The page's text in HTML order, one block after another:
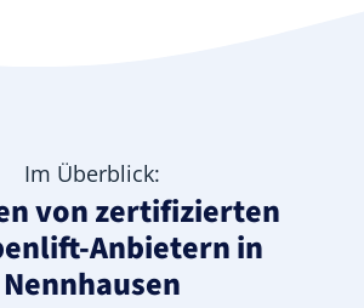
Im Überblick:
von zertifizierten
Anbietern in
Nennhausen